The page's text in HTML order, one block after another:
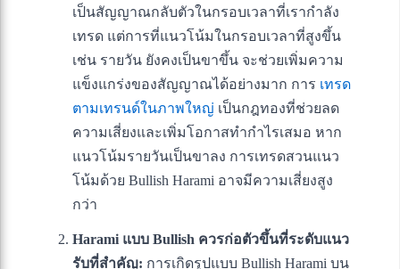
เป็นสัญญาณกลับตัวในกรอบเวลาที่เรากำลัง
เทรด แต่การที่แนวโน้มในกรอบเวลาที่สูงขึ้น
เช่น รายวัน ยังคงเป็นขาขึ้น จะช่วยเพิ่มความ
แข็งแกร่งของสัญญาณได้อย่างมาก การ เทรด
ตามเทรนด์ในภาพใหญ่ เป็นกฎทองที่ช่วยลด
ความเสี่ยงและเพิ่มโอกาสทำกำไรเสมอ หาก
แนวโน้มรายวันเป็นขาลง การเทรดสวนแนว
โน้มด้วย Bullish Harami อาจมีความเสี่ยงสูง
กว่า
Harami แบบ Bullish ควรก่อตัวขึ้นที่ระดับแนว
รับที่สำคัญ: การเกิดรูปแบบ Bullish Harami บน